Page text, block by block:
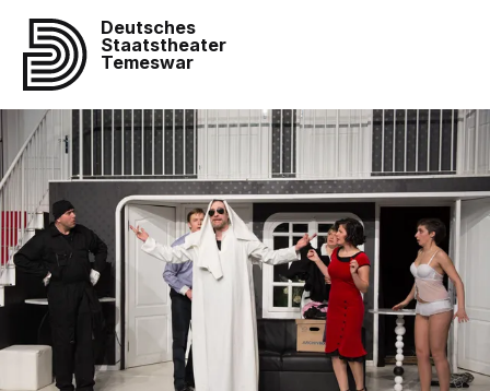
Deutsches
Staatstheater
Temeswar